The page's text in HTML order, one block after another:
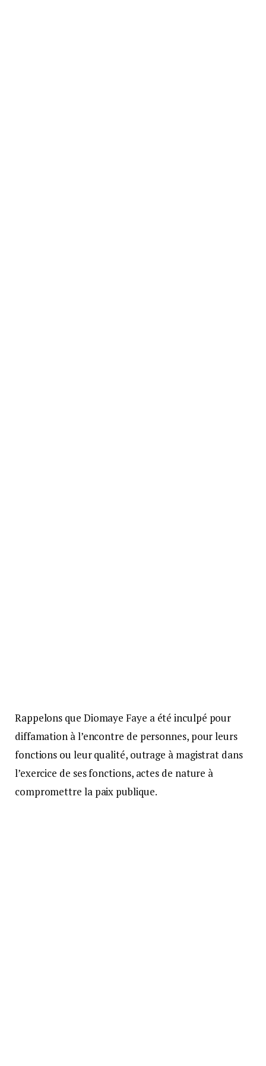
Rappelons que Diomaye Faye a été inculpé pour
diffamation à l’encontre de personnes, pour leurs
fonctions ou leur qualité, outrage à magistrat dans
l’exercice de ses fonctions, actes de nature à
compromettre la paix publique.